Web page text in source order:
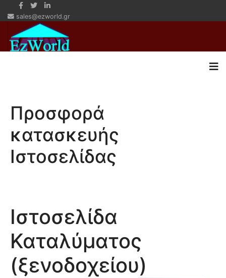
sales@ezworld.gr
Προσφορά
κατασκευής
Ιστοσελίδας
Ιστοσελίδα
Καταλύματος
(ξενοδοχείου)